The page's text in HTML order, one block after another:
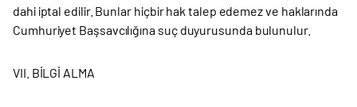
dahi iptal edilir. Bunlar hiçbir hak talep edemez ve haklarında
Cumhuriyet Başsavcılığına suç duyurusunda bulunulur.
VII. BİLGİ ALMA